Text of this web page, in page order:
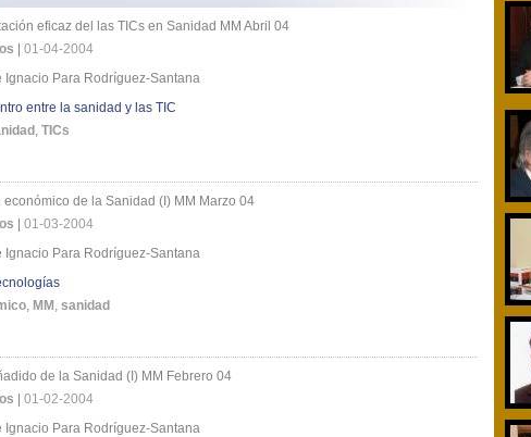
eficaz del las TICs en Sanidad MM Abril 04
| 01-04-2004
Ignacio Para Rodríguez-Santana
entre la sanidad y las TIC
TICs
económico de la Sanidad (I) MM Marzo 04
| 01-03-2004
Ignacio Para Rodríguez-Santana
MM sanidad
de la Sanidad (I) MM Febrero 04
| 01-02-2004
Ignacio Para Rodríguez-Santana